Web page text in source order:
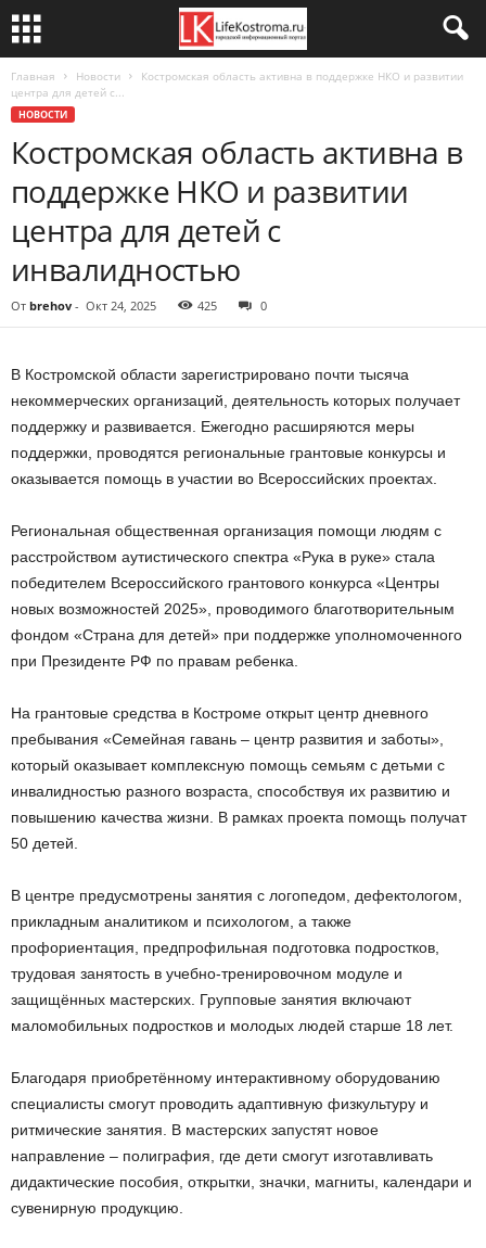
Главная Новости
Костромская область активна в поддержке НКО и развитии
центра для детей с...
НОВОСТИ
Костромская область активна в
поддержке НКО и развитии
центра для детей с
инвалидностью
От brehov - Окт 24, 2025 425 0
В Костромской области зарегистрировано почти тысяча
некоммерческих организаций, деятельность которых получает
поддержку и развивается. Ежегодно расширяются меры
поддержки, проводятся региональные грантовые конкурсы и
оказывается помощь в участии во Всероссийских проектах.
Региональная общественная организация помощи людям с
расстройством аутистического спектра «Рука в руке» стала
победителем Всероссийского грантового конкурса «Центры
новых возможностей 2025», проводимого благотворительным
фондом «Страна для детей» при поддержке уполномоченного
при Президенте РФ по правам ребенка.
На грантовые средства в Костроме открыт центр дневного
пребывания «Семейная гавань – центр развития и заботы»,
который оказывает комплексную помощь семьям с детьми с
инвалидностью разного возраста, способствуя их развитию и
повышению качества жизни. В рамках проекта помощь получат
50 детей.
В центре предусмотрены занятия с логопедом, дефектологом,
прикладным аналитиком и психологом, а также
профориентация, предпрофильная подготовка подростков,
трудовая занятость в учебно-тренировочном модуле и
защищённых мастерских. Групповые занятия включают
маломобильных подростков и молодых людей старше 18 лет.
Благодаря приобретённому интерактивному оборудованию
специалисты смогут проводить адаптивную физкультуру и
ритмические занятия. В мастерских запустят новое
направление – полиграфия, где дети смогут изготавливать
дидактические пособия, открытки, значки, магниты, календари и
сувенирную продукцию.